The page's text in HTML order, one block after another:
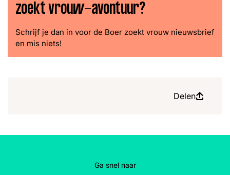
zoekt vrouw-avontuur?
Schrijf je dan in voor de Boer zoekt vrouw nieuwsbrief
en mis niets!
Delen
Ga snel naar